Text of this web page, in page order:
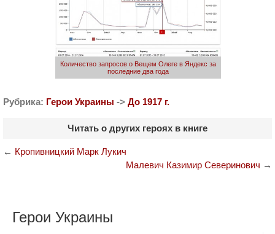
Количество запросов о Вещем Олеге в Яндекс за
последние два года
Рубрика: Герои Украины -> До 1917 г.
Читать о других героях в книге
← Кропивницкий Марк Лукич
Малевич Казимир Северинович →
Герои Украины